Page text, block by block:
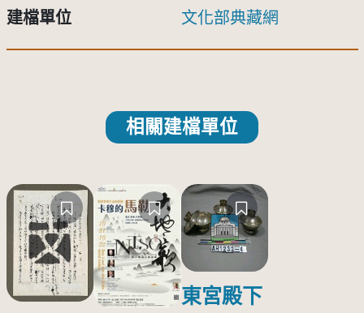
建檔單位 文化部典藏網
相關建檔單位
東宮殿下